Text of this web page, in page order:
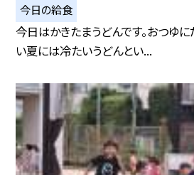
今日の給食
今日はかきたまうどんです。おつゆ
い夏には冷たいうどんとい...